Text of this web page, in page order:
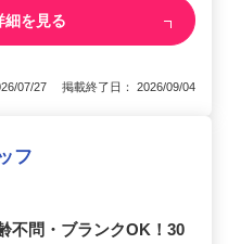
細を見る
07/27 掲載終了日： 2026/09/04
フ
不問・ブランクOK！30